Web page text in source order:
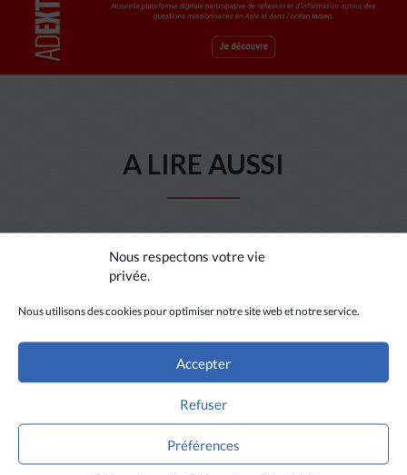
Nous respectons votre vie
privée.
Nous utilisons des cookies pour optimiser notre site web et notre service.
Accepter
Refuser
Préférences
A LIRE AUSSI